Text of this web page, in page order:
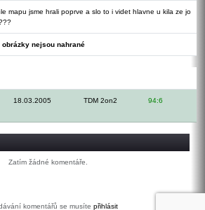
mapu jsme hrali poprve a slo to i videt hlavne u kila ze jo
obrázky nejsou nahrané
18.03.2005 TDM 2on2 94:6
Zatím žádné komentáře.
komentářů se musíte přihlásit